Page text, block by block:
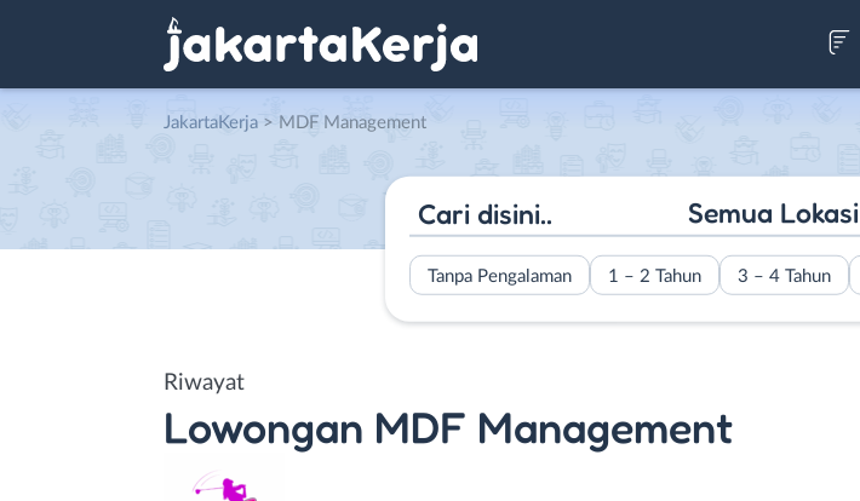
JakartaKerja > MDF Management
Semua Lokasi
Tanpa Pengalaman 1 – 2 Tahun 3 – 4 Tahun
Riwayat
Lowongan MDF Management